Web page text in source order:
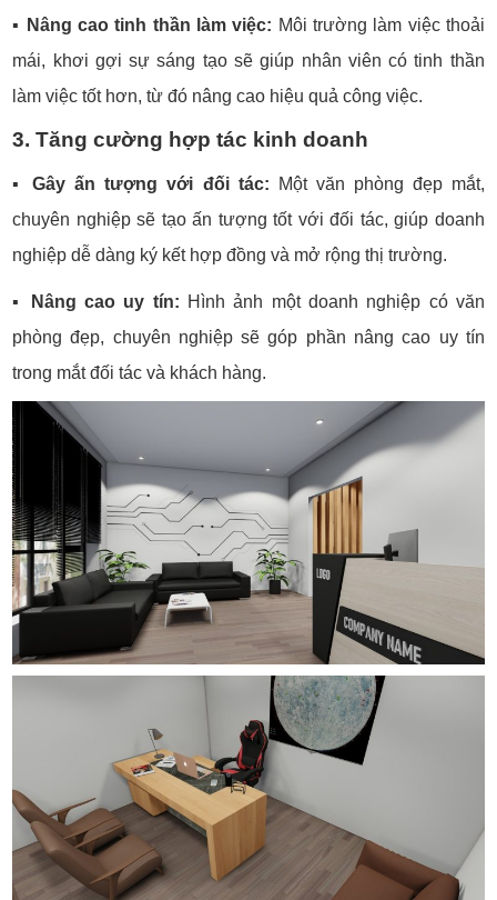
▪️ Nâng cao tinh thần làm việc: Môi trường làm việc thoải
mái, khơi gợi sự sáng tạo sẽ giúp nhân viên có tinh thần
làm việc tốt hơn, từ đó nâng cao hiệu quả công việc.
3. Tăng cường hợp tác kinh doanh
▪️Gây ấn tượng với đối tác: Một văn phòng đẹp mắt,
chuyên nghiệp sẽ tạo ấn tượng tốt với đối tác, giúp doanh
nghiệp dễ dàng ký kết hợp đồng và mở rộng thị trường.
▪️ Nâng cao uy tín: Hình ảnh một doanh nghiệp có văn
phòng đẹp, chuyên nghiệp sẽ góp phần nâng cao uy tín
trong mắt đối tác và khách hàng.